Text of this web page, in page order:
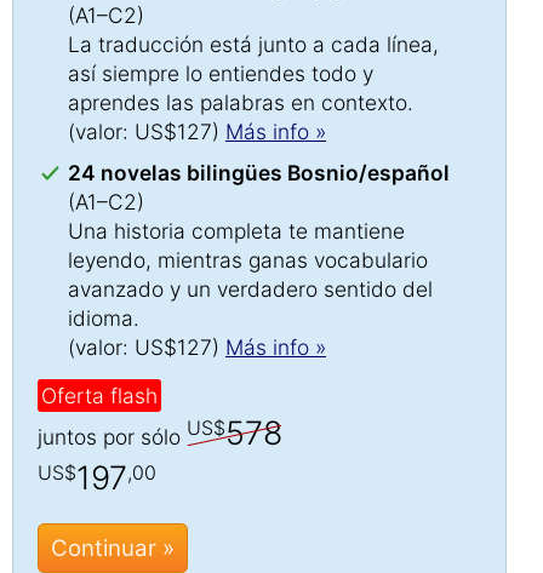
(A1–C2)
La traducción está junto a cada línea,
así siempre lo entiendes todo y
aprendes las palabras en contexto.
(valor: US$127) Más info »
24 novelas bilingües Bosnio/español
(A1–C2)
Una historia completa te mantiene
leyendo, mientras ganas vocabulario
avanzado y un verdadero sentido del
idioma.
(valor: US$127) Más info »
Oferta flash
juntos por sólo US$578
US$197,00
Continuar »